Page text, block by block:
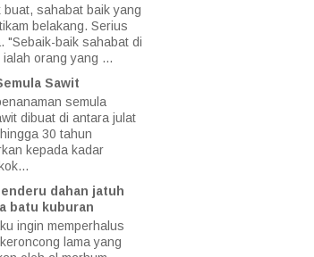
buat, sahabat baik yang
belakang. Serius
"Sebaik-baik sahabat di
ialah orang yang ...
Sawit
semula
dibuat di antara julat
30 tahun
kepada kadar
dahan jatuh
batu kuburan
ingin memperhalus
lama yang